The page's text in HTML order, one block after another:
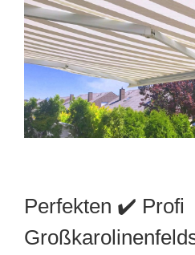
Perfekten ✔️ Profi